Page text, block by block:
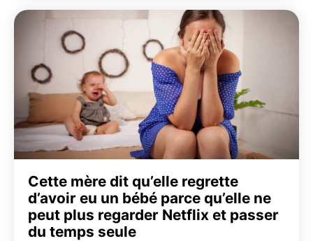
Cette mère dit qu’elle regrette
d’avoir eu un bébé parce qu’elle ne
peut plus regarder Netflix et passer
du temps seule